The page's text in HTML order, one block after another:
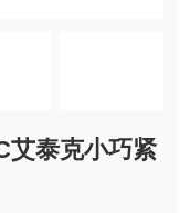
艾泰克小巧紧